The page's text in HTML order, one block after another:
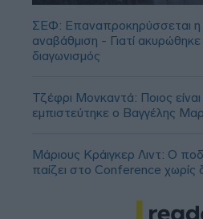
ΣΕΦ: Επαναπροκηρύσσεται η
αναβάθμιση - Γιατί
διαγωνισμός
Τζέφρι Μονκαντά: Ποιος
εμπιστεύτηκε ο Βαγγέλης
Μάριους Κράιγκερ Λιντ: Ο
παίζει στο Conference χωρίς